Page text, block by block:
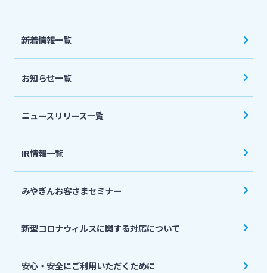
株主・投資家の皆さま
ニュースリリース一覧
採用情報
新着情報一覧
お知らせ一覧
ニュースリリース一覧
IR情報一覧
みやぎんお客さまセミナー
新型コロナウィルスに関する対応について
安心・安全にご利用いただくために